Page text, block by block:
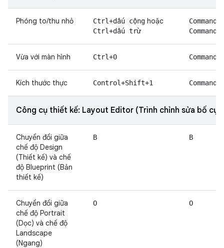
Phóng to/thu nhỏ Ctrl+dấu cộng hoặc
Ctrl+dấu trừ
Vừa với màn hình Ctrl+0
Kích thước thực Control+Shift+1
Công cụ thiết kế: Layout Editor (Trình chỉnh sửa bố
Chuyển đổi giữa
chế độ Design
(Thiết kế) và chế
độ Blueprint (Bản
thiết kế)
B B
Chuyển đổi giữa
chế độ Portrait
(Dọc) và chế độ
Landscape
(Ngang)
O O